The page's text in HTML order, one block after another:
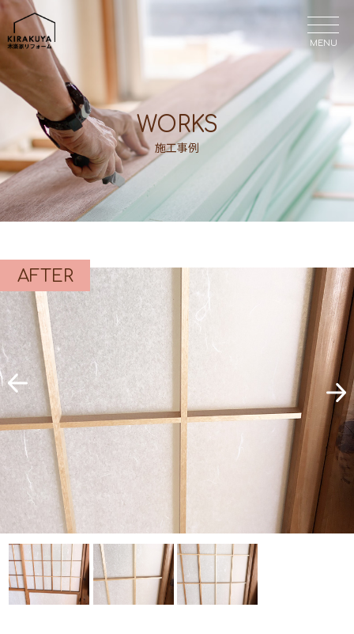
MENU
MENU
WORKS
施工事例
AFTER